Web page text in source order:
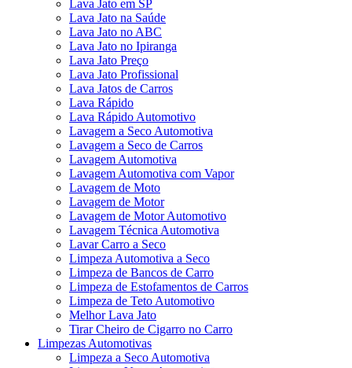
Lava Jato em SP
Lava Jato na Saúde
Lava Jato no ABC
Lava Jato no Ipiranga
Lava Jato Preço
Lava Jato Profissional
Lava Jatos de Carros
Lava Rápido
Lava Rápido Automotivo
Lavagem a Seco Automotiva
Lavagem a Seco de Carros
Lavagem Automotiva
Lavagem Automotiva com Vapor
Lavagem de Moto
Lavagem de Motor
Lavagem de Motor Automotivo
Lavagem Técnica Automotiva
Lavar Carro a Seco
Limpeza Automotiva a Seco
Limpeza de Bancos de Carro
Limpeza de Estofamentos de Carros
Limpeza de Teto Automotivo
Melhor Lava Jato
Tirar Cheiro de Cigarro no Carro
Limpezas Automotivas
Limpeza a Seco Automotiva